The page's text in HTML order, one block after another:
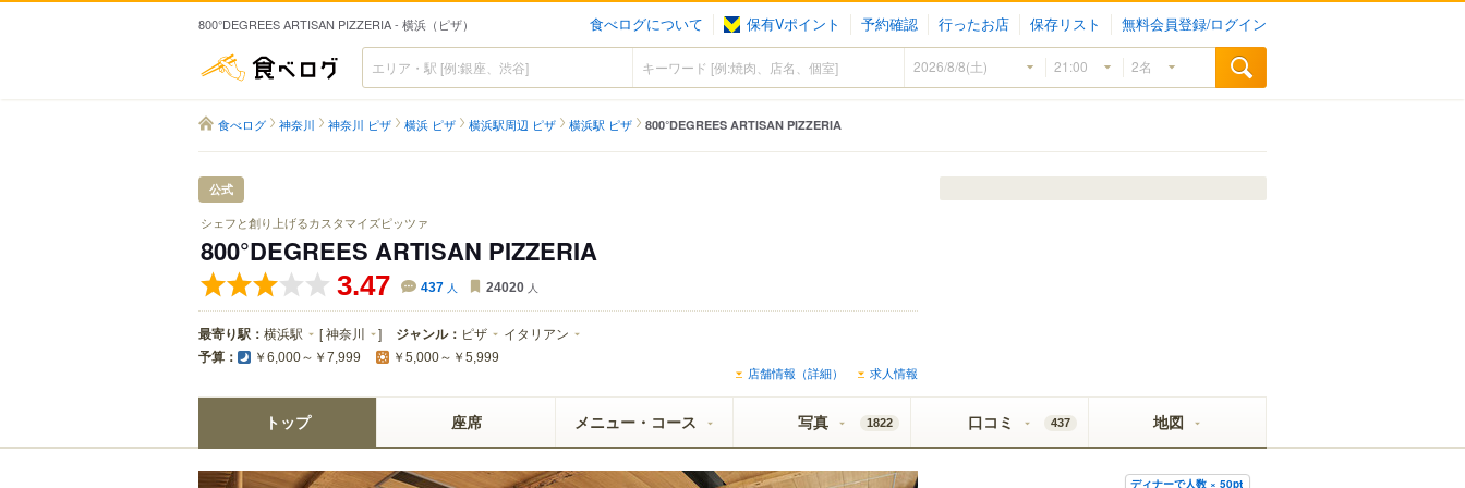
800°DEGREES ARTISAN PIZZERIA - 横浜（ピザ） 食べログについて 保有Vポイント 予約確認 行ったお店 保存リスト 無料会員登録/ログイン
食べログ
食べログ 神奈川 神奈川 ピザ 横浜 ピザ 横浜駅周辺 ピザ 横浜駅 ピザ 800°DEGREES ARTISAN PIZZERIA
公式
シェフと創り上げるカスタマイズピッツァ
800°DEGREES ARTISAN PIZZERIA
3.47 437 人 24020 人
最寄り駅： 横浜駅 [神奈川 ] ジャンル： ピザ イタリアン
予算： ￥6,000～￥7,999 ￥5,000～￥5,999
店舗情報（詳細） 求人情報
トップ 座席 メニュー・コース 写真 1822 口コミ 437 地図
ディナーで人数 × 50pt